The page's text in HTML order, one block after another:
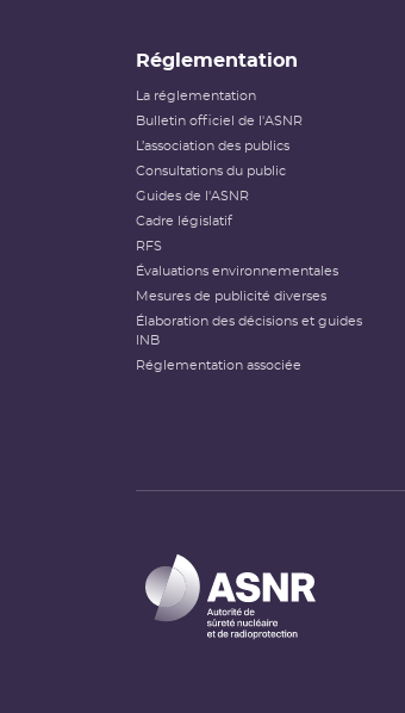
Réglementation
La réglementation
Bulletin officiel de l'ASNR
L’association des publics
Consultations du public
Guides de l'ASNR
Cadre législatif
RFS
Évaluations environnementales
Mesures de publicité diverses
Élaboration des décisions et guides
INB
Réglementation associée